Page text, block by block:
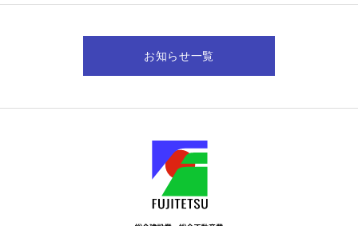
お知らせ一覧